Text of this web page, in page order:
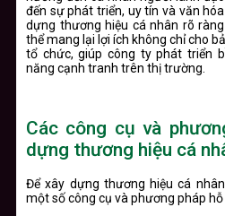
đến sự phát triển, uy tín và văn
dựng thương hiệu cá nhân rõ
thể mang lại lợi ích không chỉ cho
tổ chức, giúp công ty phát triển
năng cạnh tranh trên thị trường.
Các công cụ và
dựng thương hiệu cá
Để xây dựng thương hiệu cá
một số công cụ và phương pháp hỗ